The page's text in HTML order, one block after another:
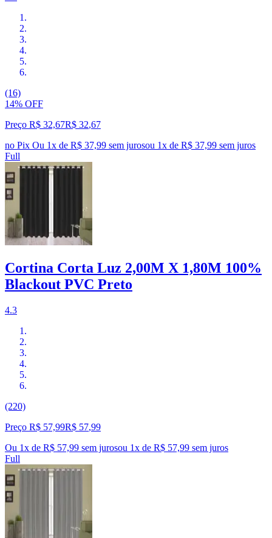
(16)
14% OFF
Preço R$ 32,67R$ 32,67
no Pix Ou 1x de R$ 37,99 sem jurosou 1x de R$ 37,99 sem juros
Full
Cortina Corta Luz 2,00M X 1,80M 100%
Blackout PVC Preto
4.3
(220)
Preço R$ 57,99R$ 57,99
Ou 1x de R$ 57,99 sem jurosou 1x de R$ 57,99 sem juros
Full